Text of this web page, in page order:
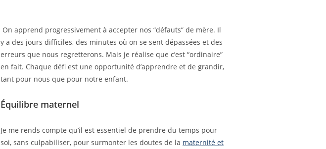
On apprend progressivement à accepter nos “défauts” de mère. Il
y a des jours difficiles, des minutes où on se sent dépassées et des
erreurs que nous regretterons. Mais je réalise que c’est “ordinaire”
en fait. Chaque défi est une opportunité d’apprendre et de grandir,
tant pour nous que pour notre enfant.
Équilibre maternel
Je me rends compte qu’il est essentiel de prendre du temps pour
soi, sans culpabiliser, pour surmonter les doutes de la maternité et